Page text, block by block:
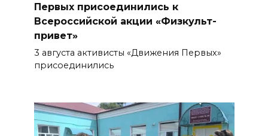
Первых присоединились к
Всероссийской акции «Физкульт-
привет»
3 августа активисты «Движения Первых»
присоединились